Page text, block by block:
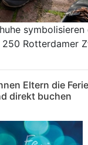
symbolisieren
Rotterdamer
Eltern die
direkt buchen